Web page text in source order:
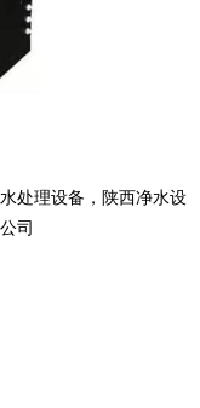
处理设备 ， 陕西净水设
司